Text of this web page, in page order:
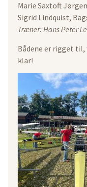
Marie Saxtoft
Sigrid Lindquist,
Træner: Hans Peter
Bådene er rigget
klar!